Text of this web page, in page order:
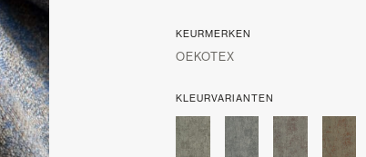
KEURMERKEN
OEKOTEX
KLEURVARIANTEN